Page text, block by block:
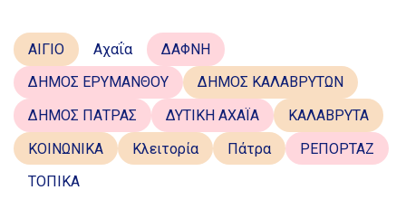
ΑΙΓΙΟ Αχαΐα
ΔΑΦΝΗ
ΔΗΜΟΣ ΕΡΥΜΑΝΘΟΥ
ΔΗΜΟΣ ΚΑΛΑΒΡΥΤΩΝ
ΔΗΜΟΣ ΠΑΤΡΑΣ
ΔΥΤΙΚΗ ΑΧΑΪΑ
ΚΑΛΑΒΡΥΤΑ
ΚΟΙΝΩΝΙΚΑ
Κλειτορία Πάτρα
ΡΕΠΟΡΤΑΖ
ΤΟΠΙΚΑ